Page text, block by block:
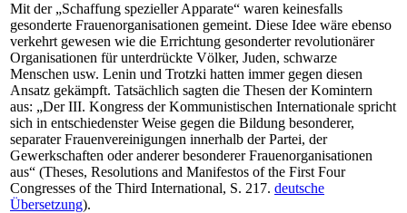
Mit der „Schaffung spezieller Apparate“ waren keinesfalls
gesonderte Frauenorganisationen gemeint. Diese Idee wäre ebenso
verkehrt gewesen wie die Errichtung gesonderter revolutionärer
Organisationen für unterdrückte Völker, Juden, schwarze
Menschen usw. Lenin und Trotzki hatten immer gegen diesen
Ansatz gekämpft. Tatsächlich sagten die Thesen der Komintern
aus: „Der III. Kongress der Kommunistischen Internationale spricht
sich in entschiedenster Weise gegen die Bildung besonderer,
separater Frauenvereinigungen innerhalb der Partei, der
Gewerkschaften oder anderer besonderer Frauenorganisationen
aus“ (Theses, Resolutions and Manifestos of the First Four
Congresses of the Third International, S. 217. deutsche
Übersetzung).